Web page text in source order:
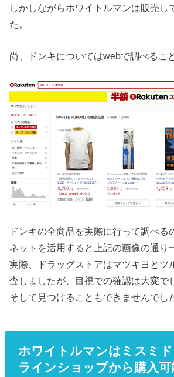
しかしながらホワイトルマンは販売し
た。
尚、ドンキについてはwebで調べるこ
ドンキの全商品を実際に行って調べる
ネットを活用すると上記の画像の通り
実際、ドラッグストアはマツキヨとツ
査しましたが、目視での確認は大変で
そして見つけることもできませんでし
ホワイトルマンはミスミ
ラインショップから購入可